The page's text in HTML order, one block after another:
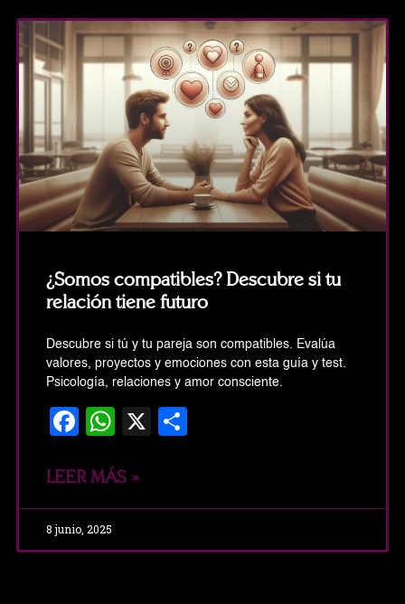
¿Somos compatibles? Descubre si tu
relación tiene futuro
Descubre si tú y tu pareja son compatibles. Evalúa
valores, proyectos y emociones con esta guía y test.
Psicología, relaciones y amor consciente.
Facebook
WhatsApp
X
LEER MÁS »
8 junio, 2025